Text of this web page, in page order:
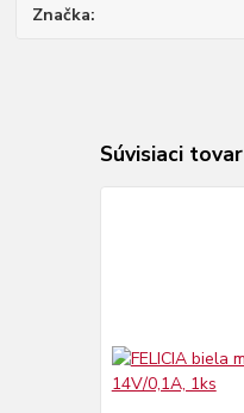
Značka
Súvisiaci tovar